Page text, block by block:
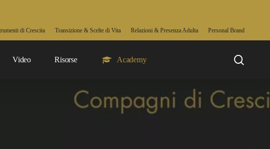
di Crescita Transizione & Scelte di Vita Relazioni & Presenza Adulta Personal Brand
Video Risorse Academy